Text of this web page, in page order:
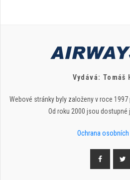
Vydává: Tomáš
Webové stránky byly založeny v roce
Od roku 2000 jsou dostupné
Ochrana osobních